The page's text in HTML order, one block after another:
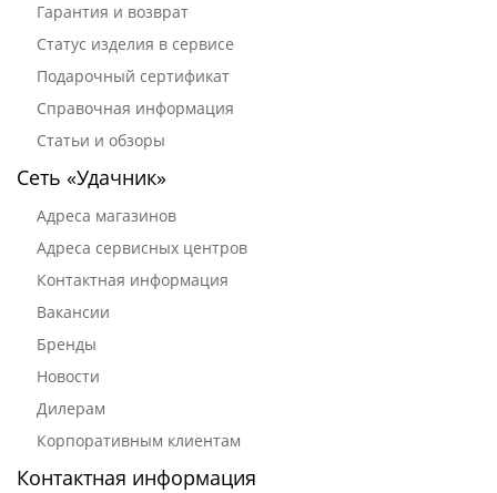
Гарантия и возврат
Статус изделия в сервисе
Подарочный сертификат
Справочная информация
Статьи и обзоры
Сеть «Удачник»
Адреса магазинов
Адреса сервисных центров
Контактная информация
Вакансии
Бренды
Новости
Дилерам
Корпоративным клиентам
Контактная информация